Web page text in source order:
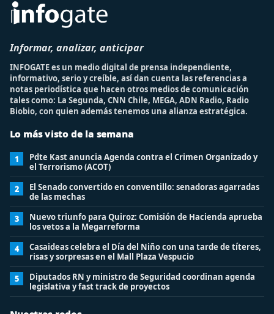
Informar, analizar, anticipar
INFOGATE es un medio digital de prensa independiente,
informativo, serio y creíble, así dan cuenta las referencias a
notas periodística que hacen otros medios de comunicación
tales como: La Segunda, CNN Chile, MEGA, ADN Radio, Radio
Biobio, con quien además tenemos una alianza estratégica.
Lo más visto de la semana
1
Pdte Kast anuncia Agenda contra el Crimen Organizado y
el Terrorismo (ACOT)
2
El Senado convertido en conventillo: senadoras agarradas
de las mechas
3
Nuevo triunfo para Quiroz: Comisión de Hacienda aprueba
los vetos a la Megarreforma
4
Casaideas celebra el Día del Niño con una tarde de títeres,
risas y sorpresas en el Mall Plaza Vespucio
5
Diputados RN y ministro de Seguridad coordinan agenda
legislativa y fast track de proyectos